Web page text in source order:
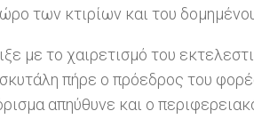
των κτιρίων και του
με το χαιρετισμό του
πήρε ο πρόεδρος του
απηύθυνε και ο